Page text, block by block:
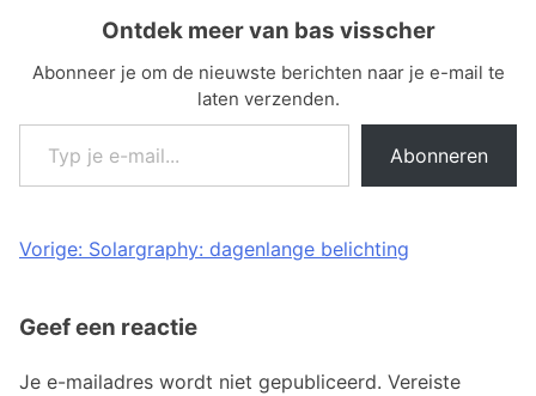
Ontdek meer van bas visscher
Abonneer je om de nieuwste berichten naar je e-mail te
laten verzenden.
Typ je e-mail...
Abonneren
Bericht
Vorige: Solargraphy: dagenlange belichting
Geef een reactie
Je e-mailadres wordt niet gepubliceerd. Vereiste